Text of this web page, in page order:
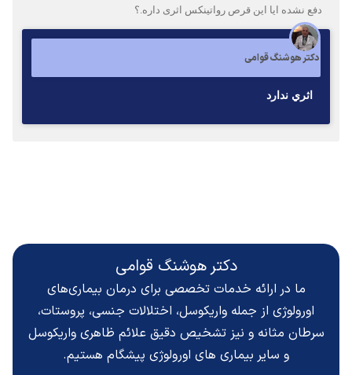
دفع نشده ایا این قرص رواتینکس اثری داره.؟
دکتر هوشنگ قوامی
اثري ندارد
دکتر هوشنگ قوامی
ما در ارائه خدمات تخصصی برای درمان بیماری‌های
اورولوژی از جمله واریکوسل، اختلالات جنسی، پروستات،
سرطان مثانه و نیز تشخیص دقیقعلائم ظاهری واریکوسل
و سایر بیماری های اورولوژی پیشگام هستیم.